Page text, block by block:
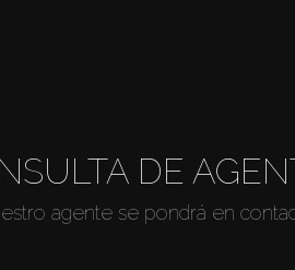
DE
agente se pondrá en